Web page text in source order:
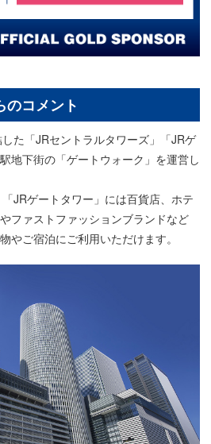
のコメント
た「JRセントラルタワーズ」「JRゲ
地下街の「ゲートウォーク」を運営し
「JRゲートタワー」には百貨店、ホテ
ファストファッションブランドなど
やご宿泊にご利用いただけます。